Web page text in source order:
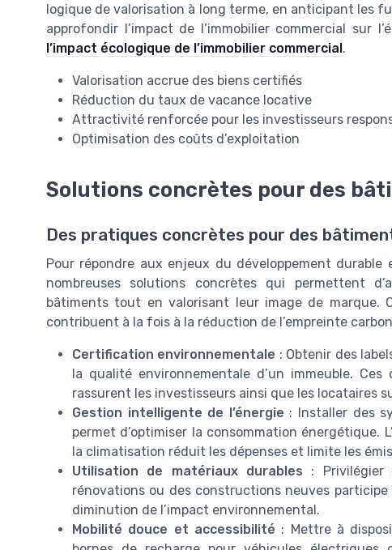
logique de valorisation à long terme, en anticipant les
approfondir l’impact de l’immobilier commercial sur
l’impact écologique de l’immobilier commercial.
Valorisation accrue des biens certifiés
Réduction du taux de vacance locative
Attractivité renforcée pour les investisseurs
Optimisation des coûts d’exploitation
Solutions concrètes pour des
Des pratiques concrètes pour des
Pour répondre aux enjeux du développement durable
nombreuses solutions concrètes qui permettent
bâtiments tout en valorisant leur image de marque.
contribuent à la fois à la réduction de l’empreinte
Certification environnementale : Obtenir des
la qualité environnementale d’un immeuble.
rassurent les investisseurs ainsi que les locataires
Gestion intelligente de l’énergie : Installer des
permet d’optimiser la consommation énergétique.
la climatisation réduit les dépenses et limite les
Utilisation de matériaux durables : Privilégier
rénovations ou des constructions neuves
diminution de l’impact environnemental.
Mobilité douce et accessibilité : Mettre à